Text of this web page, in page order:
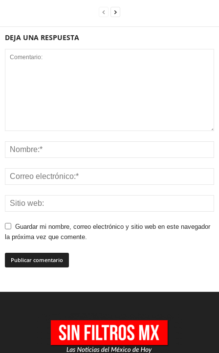
DEJA UNA RESPUESTA
Guardar mi nombre, correo electrónico y sitio web en este navegador
la próxima vez que comente.